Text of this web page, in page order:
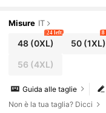
Misure IT
48(0XL)
24 left
50 (1XL)
8
56 (4XL)
Guida alle taglie
Non è la tua taglia? Dicci